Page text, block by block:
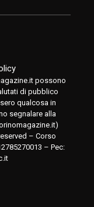
possono
di pubblico
qualcosa in
segnalare alla
)
– Corso
– Pec: